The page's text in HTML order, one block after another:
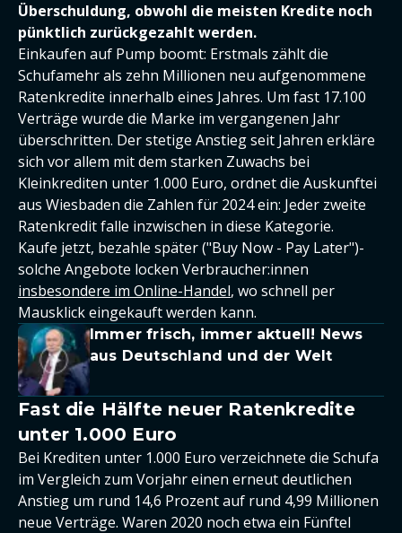
Überschuldung, obwohl die meisten Kredite noch
pünktlich zurückgezahlt werden.
Einkaufen auf Pump boomt: Erstmals zählt die
Schufamehr als zehn Millionen neu aufgenommene
Ratenkredite innerhalb eines Jahres. Um fast 17.100
Verträge wurde die Marke im vergangenen Jahr
überschritten. Der stetige Anstieg seit Jahren erkläre
sich vor allem mit dem starken Zuwachs bei
Kleinkrediten unter 1.000 Euro, ordnet die Auskunftei
aus Wiesbaden die Zahlen für 2024 ein: Jeder zweite
Ratenkredit falle inzwischen in diese Kategorie.
Kaufe jetzt, bezahle später ("Buy Now - Pay Later")-
solche Angebote locken Verbraucher:innen
insbesondere im Online-Handel, wo schnell per
Mausklick eingekauft werden kann.
Immer frisch, immer aktuell! News
aus Deutschland und der Welt
Fast die Hälfte neuer Ratenkredite
unter 1.000 Euro
Bei Krediten unter 1.000 Euro verzeichnete die Schufa
im Vergleich zum Vorjahr einen erneut deutlichen
Anstieg um rund 14,6 Prozent auf rund 4,99 Millionen
neue Verträge. Waren 2020 noch etwa ein Fünftel